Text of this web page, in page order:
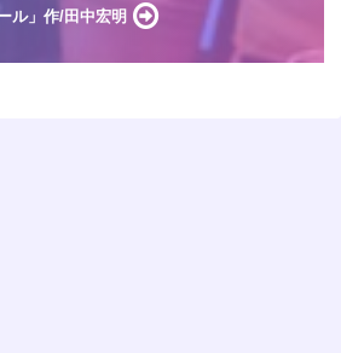
ル」作/田中宏明